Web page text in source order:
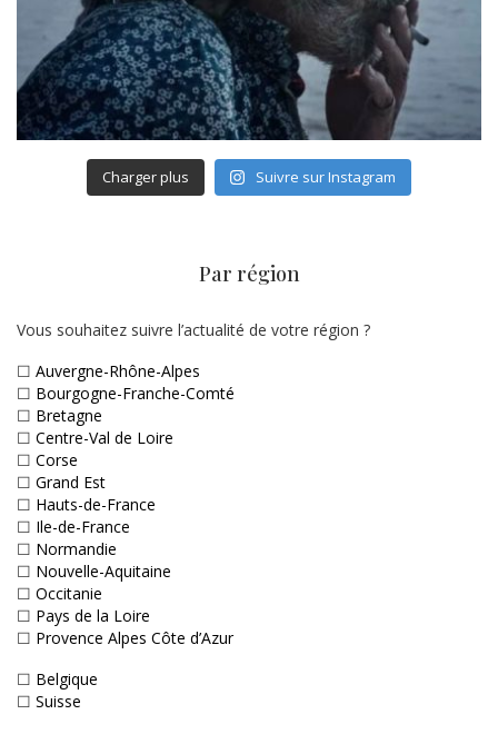
Charger plus Suivre sur Instagram
Par région
Vous souhaitez suivre l’actualité de votre région ?
☐ Auvergne-Rhône-Alpes
☐ Bourgogne-Franche-Comté
☐ Bretagne
☐ Centre-Val de Loire
☐ Corse
☐ Grand Est
☐ Hauts-de-France
☐ Ile-de-France
☐ Normandie
☐ Nouvelle-Aquitaine
☐ Occitanie
☐ Pays de la Loire
☐ Provence Alpes Côte d’Azur
☐ Belgique
☐ Suisse